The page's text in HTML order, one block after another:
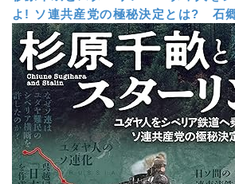
よ! ソ連共産党の極秘決定とは?
石